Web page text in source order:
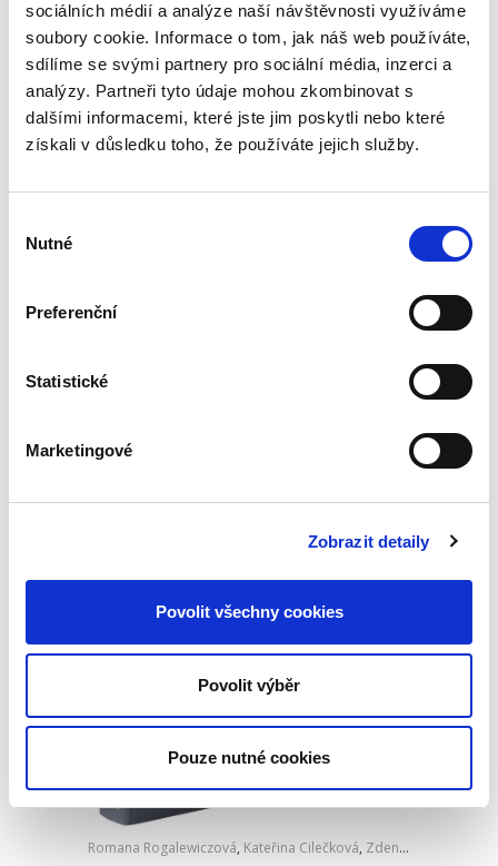
sociálních médií a analýze naší návštěvnosti využíváme
soubory cookie. Informace o tom, jak náš web používáte,
sdílíme se svými partnery pro sociální média, inzerci a
analýzy. Partneři tyto údaje mohou zkombinovat s
dalšími informacemi, které jste jim poskytli nebo které
získali v důsledku toho, že používáte jejich služby.
souhlasu
Nutné
Preferenční
Statistické
Marketingové
Zobrazit detaily
Povolit všechny cookies
Povolit výběr
Pouze nutné cookies
Tato učebnice přináší komplexní, přehledný a
srozumitelný výklad pracovního práva a
představuje teoretický základ oboru. Jedná se
o doplněné a k 1. 9. 2025 aktualizované 2.
vydání učebnice, jejíž...
Zákon o
Petr Hůrka
kolektivním vyjednávání a souvisejících
právo je tak pojímáno komplexně ve svých
Zákon o sociálně-
Komentář. 2. vydání
2. VYDÁNÍ
Romana Rogalewiczová, Kateřina Cilečková, Zdeněk Kapitán